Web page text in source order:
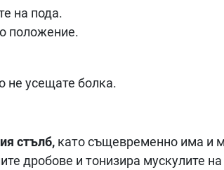
на пода.
положение.
не усещате болка.
стълб, като същевременно има и
дробове и тонизира мускулите